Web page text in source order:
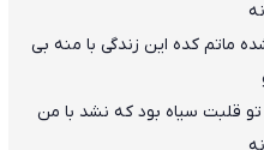
ماتم کده این زندگی با منه بی
قلبت سیاه بود که نشد با من